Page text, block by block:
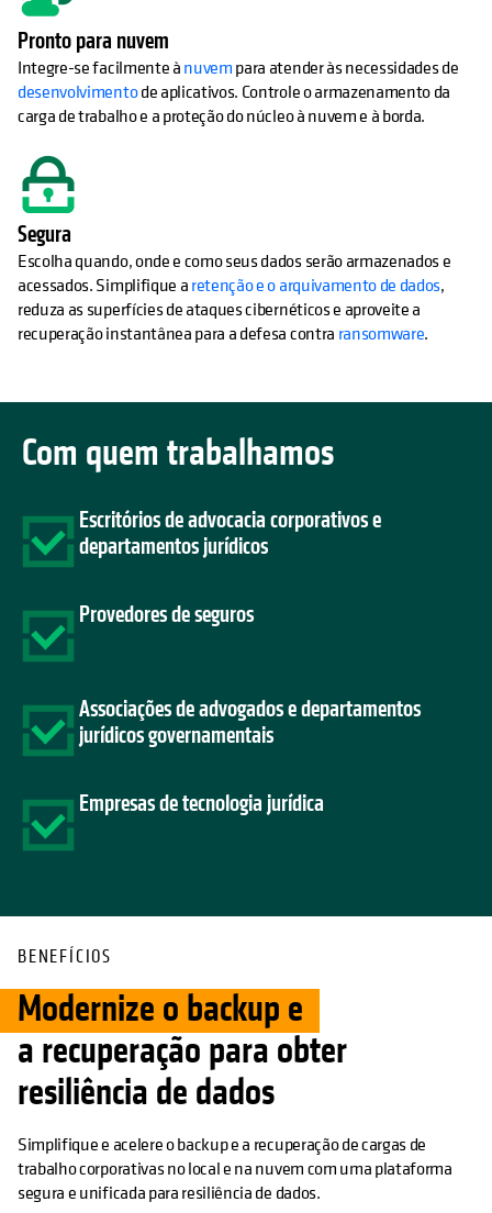
Pronto para nuvem
Integre-se facilmente ànuvempara atender às necessidades de
desenvolvimentode aplicativos. Controle o armazenamento da
carga de trabalho e a proteção do núcleo à nuvem e à borda.
Segura
Escolha quando, onde e como seus dados serão armazenados e
acessados. Simplifique aretenção e o arquivamento de dados,
reduza as superfícies de ataques cibernéticos e aproveite a
recuperação instantânea para a defesa contra ransomware.
Com quem trabalhamos
Escritórios de advocacia corporativos e
departamentos jurídicos
Provedores de seguros
Associações de advogados e departamentos
jurídicos governamentais
Empresas de tecnologia jurídica
BENEFÍCIOS
Modernize o backup e
a recuperação para obter
resiliência de dados
Simplifique e acelere o backup e a recuperação de cargas de
trabalho corporativas no local e na nuvem com uma plataforma
segura e unificada para resiliência de dados.